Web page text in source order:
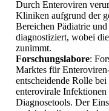
Durch Enteroviren
Kliniken aufgrund der
Bereichen Pädiatrie
diagnostiziert, wobei
zunimmt.
Forschungslabore:
Marktes für
entscheidende Rolle
enterovirale
Diagnosetools. Der